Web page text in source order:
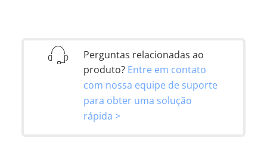
Perguntas relacionadas ao
produto? Entre em contato
com nossa equipe de suporte
para obter uma solução
rápida >